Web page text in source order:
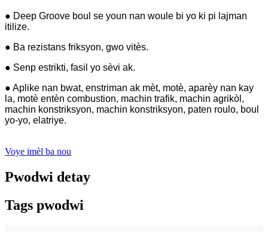
● Deep Groove boul se youn nan woule bi yo ki pi lajman
itilize.
● Ba rezistans friksyon, gwo vitès.
● Senp estrikti, fasil yo sèvi ak.
● Aplike nan bwat, enstriman ak mèt, motè, aparèy nan kay
la, motè entèn combustion, machin trafik, machin agrikòl,
machin konstriksyon, machin konstriksyon, paten roulo, boul
yo-yo, elatriye.
Voye imèl ba nou
Pwodwi detay
Tags pwodwi